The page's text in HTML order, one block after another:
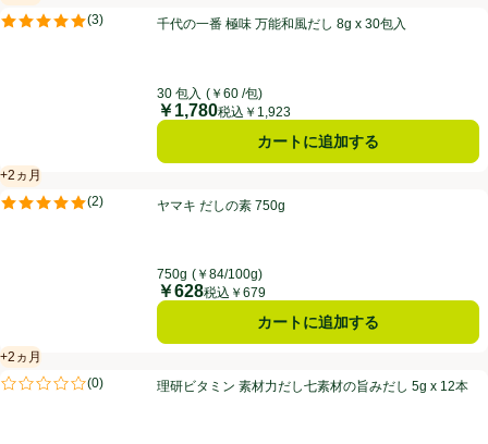
千代の一番 極味 万能和風だし 8g x 30包入
賞味・消費期限保証：2ヵ月
(3)
評価は3件のレビューで5点中5.0点。千代の一番 極味 万能和風だし 8g x 30包入
30 包入 (￥60 /包)
価格
￥1,780税込￥1,923
カートに追加する
ヤマキ だしの素 750g
+2ヵ月
賞味・消費期限保証：2ヵ月
(2)
評価は2件のレビューで5点中5.0点。
ヤマキ だしの素 750g
750g (￥84/100g)
価格
￥628税込￥679
カートに追加する
理研ビタミン 素材力だし七素材の旨みだし 5g x 12本
+2ヵ月
賞味・消費期限保証：2ヵ月
(0)
評価は0件のレビューで5点中0.0点。理研ビタミン 素材力だし七素材の旨みだし 5g x 12本